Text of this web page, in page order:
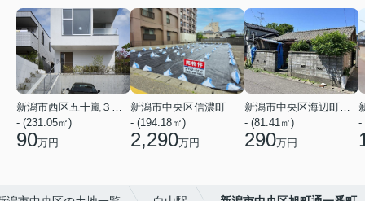
新潟市西区五十嵐３の町東
- (231.05㎡)
90万円
新潟市中央区信濃町
- (194.18㎡)
2,290万円
新潟市中央区海辺町１番町
- (81.41㎡)
290万円
-